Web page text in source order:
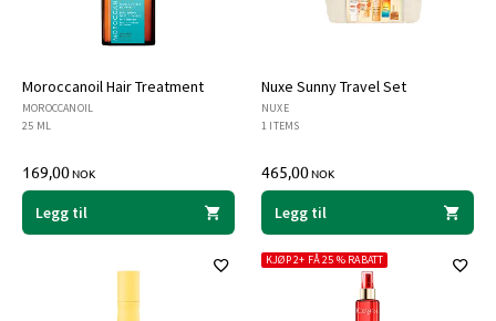
Moroccanoil Hair Treatment
MOROCCANOIL
25 ML
169,00NOK
Legg til
Nuxe Sunny Travel Set
NUXE
1 ITEMS
465,00NOK
Legg til
KJØP 2+ FÅ 25 % RABATT